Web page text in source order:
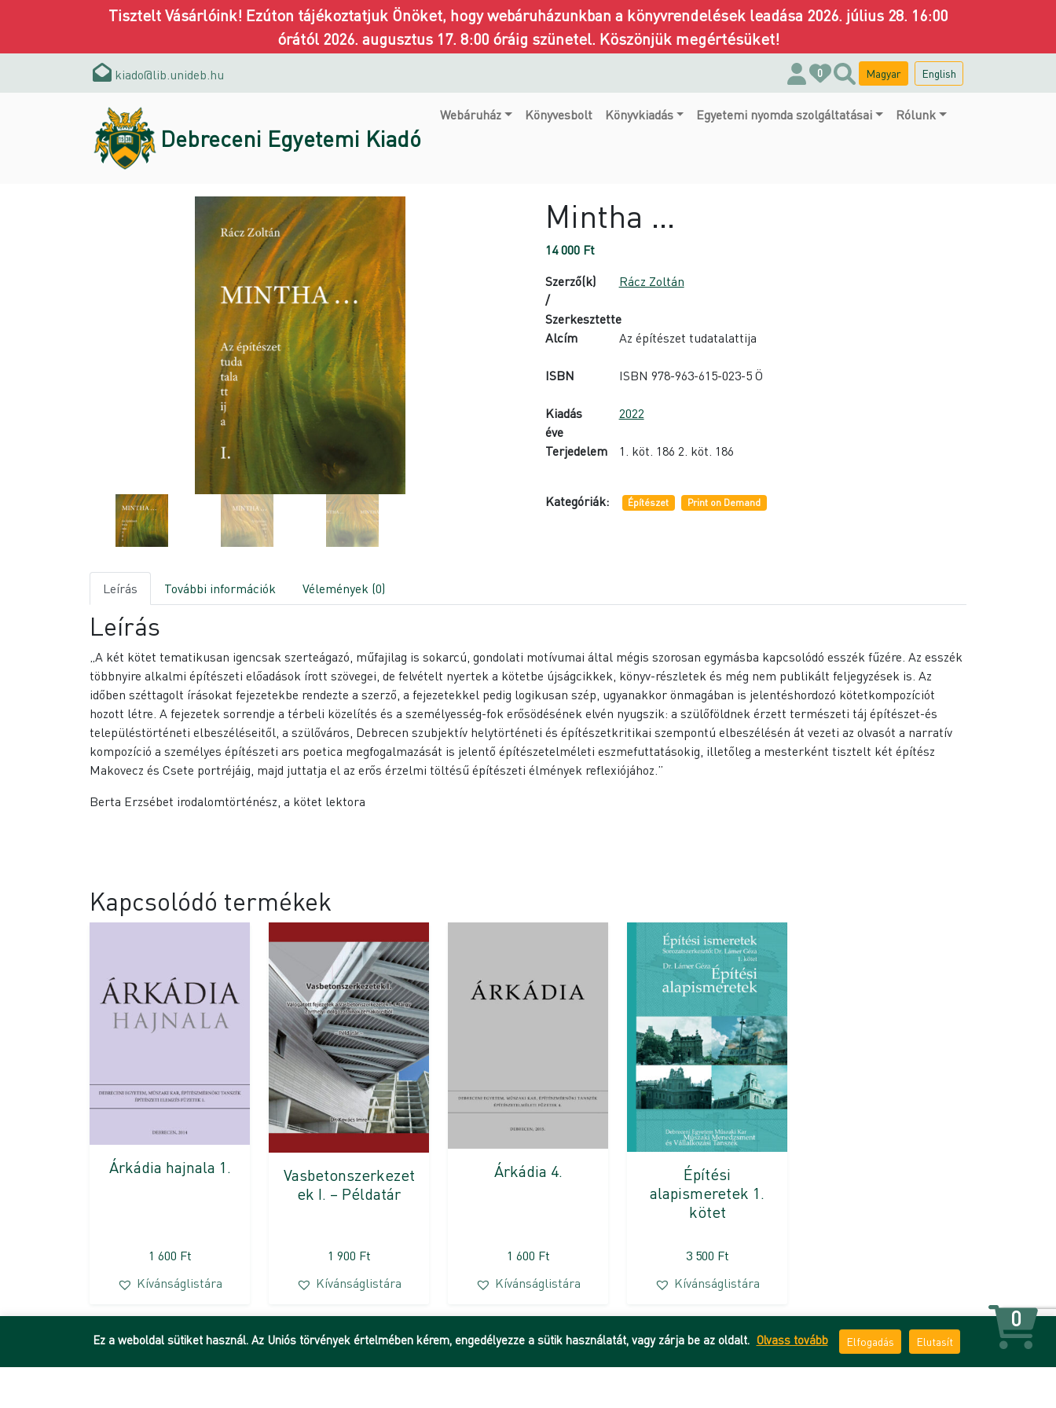
Tisztelt Vásárlóink! Ezúton tájékoztatjuk Önöket, hogy webáruházunkban a könyvrendelések leadása 2026. július 28. 16:00
órától 2026. augusztus 17. 8:00 óráig szünetel. Köszönjük megértésüket!
kiado@lib.unideb.hu 0 Magyar English
Debreceni Egyetemi Kiadó
Webáruház Könyvesbolt Könyvkiadás Egyetemi nyomda szolgáltatásai Rólunk
Mintha …
14 000 Ft
Szerző(k)
/
Szerkesztette
Rácz Zoltán
Alcím Az építészet tudatalattija
ISBN ISBN 978-963-615-023-5 Ö
Kiadás
éve
2022
Terjedelem 1. köt. 186 2. köt. 186
Kategóriák: Építészet Print on Demand
Leírás További információk Vélemények (0)
Leírás
„A két kötet tematikusan igencsak szerteágazó, műfajilag is sokarcú, gondolati motívumai által mégis szorosan egymásba kapcsolódó esszék fűzére. Az esszék
többnyire alkalmi építészeti előadások írott szövegei, de felvételt nyertek a kötetbe újságcikkek, könyv-részletek és még nem publikált feljegyzések is. Az
időben széttagolt írásokat fejezetekbe rendezte a szerző, a fejezetekkel pedig logikusan szép, ugyanakkor önmagában is jelentéshordozó kötetkompozíciót
hozott létre. A fejezetek sorrendje a térbeli közelítés és a személyesség-fok erősödésének elvén nyugszik: a szülőföldnek érzett természeti táj építészet-és
településtörténeti elbeszéléseitől, a szülőváros, Debrecen szubjektív helytörténeti és építészetkritikai szempontú elbeszélésén át vezeti az olvasót a narratív
kompozíció a személyes építészeti ars poetica megfogalmazását is jelentő építészetelméleti eszmefuttatásokig, illetőleg a mesterként tisztelt két építész
Makovecz és Csete portréjáig, majd juttatja el az erős érzelmi töltésű építészeti élmények reflexiójához.”
Berta Erzsébet irodalomtörténész, a kötet lektora
Kapcsolódó termékek
Árkádia hajnala 1.
1 600 Ft
Kívánságlistára
Vasbetonszerkezet
ek I. – Példatár
1 900 Ft
Kívánságlistára
Árkádia 4.
1 600 Ft
Kívánságlistára
Építési
alapismeretek 1.
kötet
3 500 Ft
Kívánságlistára
Ez a weboldal sütiket használ. Az Uniós törvények értelmében kérem, engedélyezze a sütik használatát, vagy zárja be az oldalt. Olvass tovább Elfogadás Elutasít
0